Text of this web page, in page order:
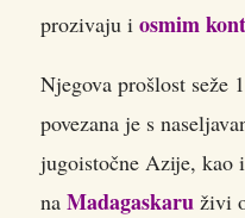
prozivaju i osmim
Njegova prošlost seže
povezana je s
jugoistočne Azije, kao
na Madagaskaru živi